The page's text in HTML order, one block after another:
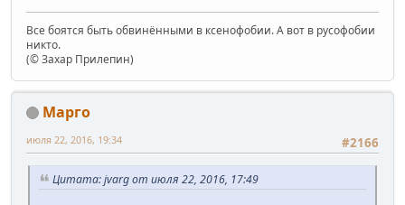
Все боятся быть обвинёнными в ксенофобии. А вот в русофобии
никто.
(© Захар Прилепин)
Марго
#2166
июля 22, 2016, 19:34
Цитата: jvarg от июля 22, 2016, 17:49